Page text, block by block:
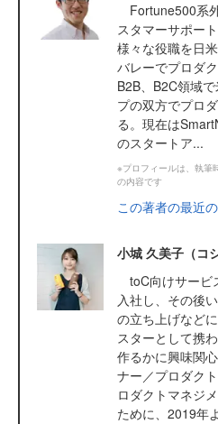
Fortune500系
スタマーサポー
様々な役職を日
バレーでプロダ
B2B、B2C領域
プの双方でプロ
る。現在は
のスタートア...
※プロフィールは、執筆
の内容です
この著者の最近
小城 久美子（コ
toC向けサービ
入社し、その後
の立ち上げなど
スターとして携
作るかに興味関
ナー／プロダク
ロダクトマネジ
ために、2019年